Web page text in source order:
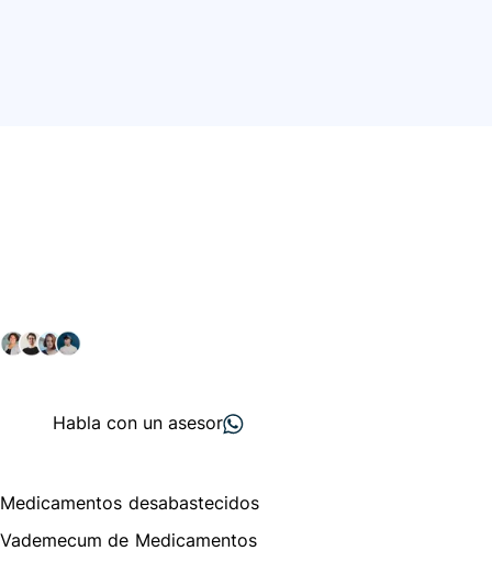
Habla con un asesor
Medicamentos desabastecidos
Vademecum de Medicamentos